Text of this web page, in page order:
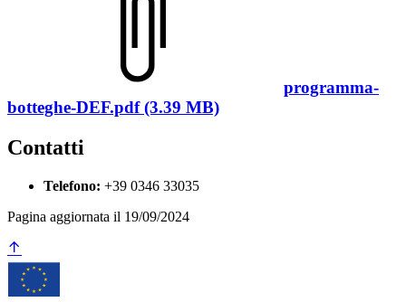
programma-
botteghe-DEF.pdf (3.39 MB)
Contatti
Telefono: +39 0346 33035
Pagina aggiornata il 19/09/2024